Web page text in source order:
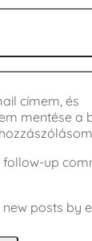
címem, és
mentése a
up
posts by